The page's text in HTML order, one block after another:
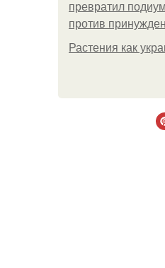
превратил
против
Растения как